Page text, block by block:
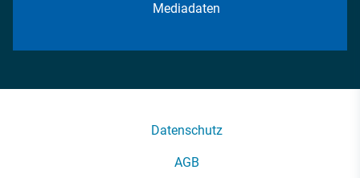
Mediadaten
Datenschutz
AGB